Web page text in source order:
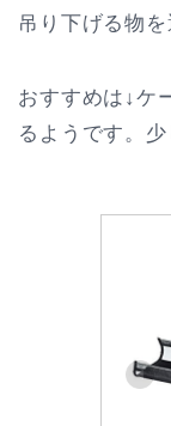
吊り下げる物を
おすすめは↓ケ
るようです。